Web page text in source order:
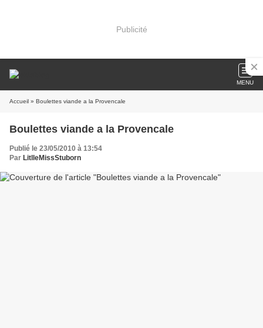
Publicité
MENU
Accueil » Boulettes viande a la Provencale
Boulettes viande a la Provencale
Publié le 23/05/2010 à 13:54
Par LitlleMissStuborn